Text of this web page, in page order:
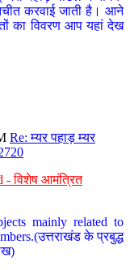
करवाई जाती है। आने
का विवरण आप यहां देख
Re: म्यर पहाड़ म्यर
- विशेष आमंत्रित
mainly related to
के प्रबुद्ध